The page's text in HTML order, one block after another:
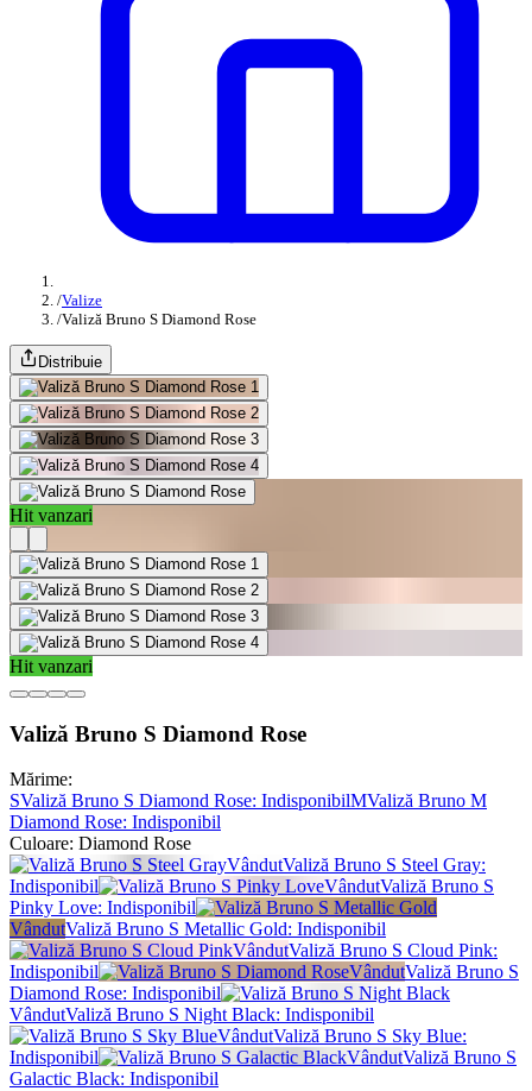
/Valize
/Valiză Bruno S Diamond Rose
Distribuie
Hit vanzari
Hit vanzari
Valiză Bruno S Diamond Rose
Mărime:
SValiză Bruno S Diamond Rose: IndisponibilMValiză Bruno M
Diamond Rose: Indisponibil
Culoare: Diamond Rose
VândutValiză Bruno S Steel Gray:
Indisponibil
VândutValiză Bruno S
Pinky Love: Indisponibil
VândutValiză Bruno S Metallic Gold: Indisponibil
VândutValiză Bruno S Cloud Pink:
Indisponibil
VândutValiză Bruno S
Diamond Rose: Indisponibil
VândutValiză Bruno S Night Black: Indisponibil
VândutValiză Bruno S Sky Blue:
Indisponibil
VândutValiză Bruno S
Galactic Black: Indisponibil